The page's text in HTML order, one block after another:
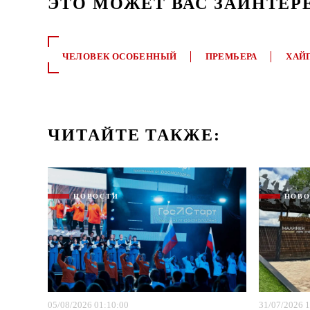
ЧЕЛОВЕК ОСОБЕННЫЙ ПРЕМЬЕРА
ЧИТАЙТЕ ТАКЖЕ:
НОВОСТИ
05/08/2026 01:10:00 31/07/2026